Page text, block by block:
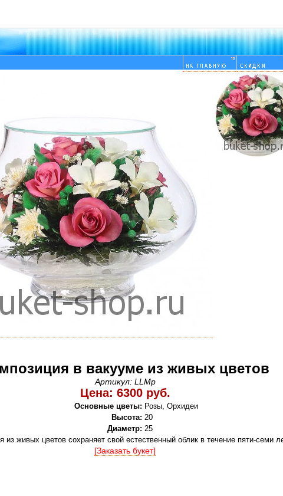
в вакууме из живых цветов
Артикул: LLMp
Цена: 6300 руб.
Основные цветы: Розы, Орхидеи
Высота: 20
Диаметр: 25
из живых цветов сохраняет свой естественный облик в течение пяти-семи
[Заказать букет]